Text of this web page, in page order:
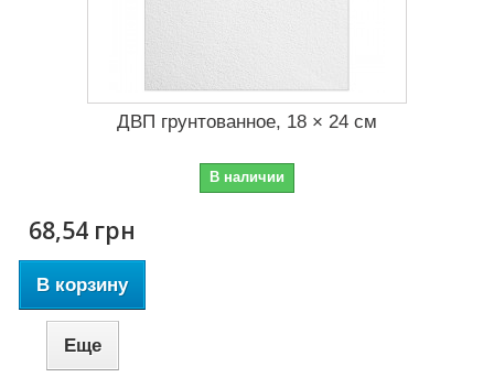
ДВП грунтованное, 18 × 24 см
В наличии
68,54 грн
В корзину
Еще